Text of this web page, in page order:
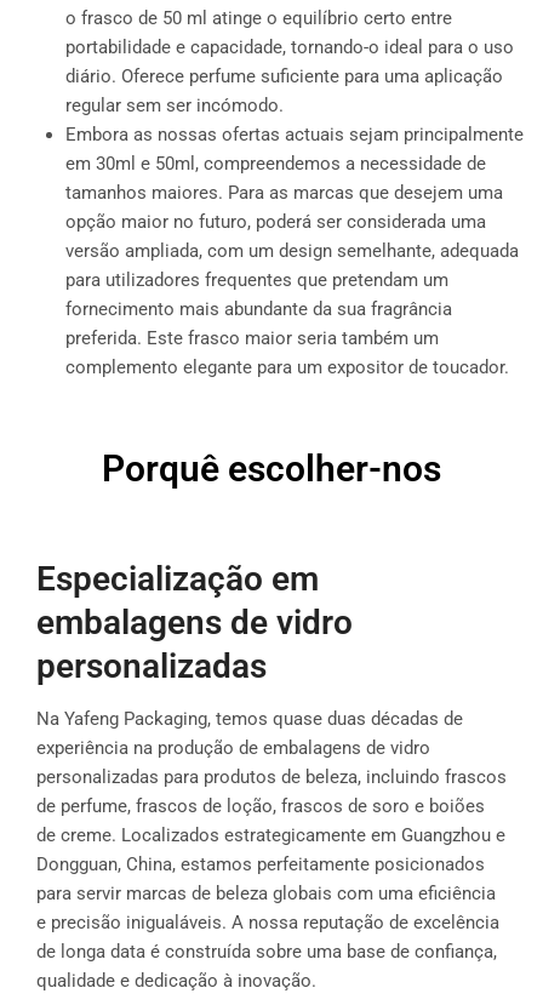
o frasco de 50 ml atinge o equilíbrio certo entre
portabilidade e capacidade, tornando-o ideal para o uso
diário. Oferece perfume suficiente para uma aplicação
regular sem ser incómodo.
Embora as nossas ofertas actuais sejam principalmente
em 30ml e 50ml, compreendemos a necessidade de
tamanhos maiores. Para as marcas que desejem uma
opção maior no futuro, poderá ser considerada uma
versão ampliada, com um design semelhante, adequada
para utilizadores frequentes que pretendam um
fornecimento mais abundante da sua fragrância
preferida. Este frasco maior seria também um
complemento elegante para um expositor de toucador.
Porquê escolher-nos
Especialização em
embalagens de vidro
personalizadas
Na Yafeng Packaging, temos quase duas décadas de
experiência na produção de embalagens de vidro
personalizadas para produtos de beleza, incluindo frascos
de perfume, frascos de loção, frascos de soro e boiões
de creme. Localizados estrategicamente em Guangzhou e
Dongguan, China, estamos perfeitamente posicionados
para servir marcas de beleza globais com uma eficiência
e precisão inigualáveis. A nossa reputação de excelência
de longa data é construída sobre uma base de confiança,
qualidade e dedicação à inovação.